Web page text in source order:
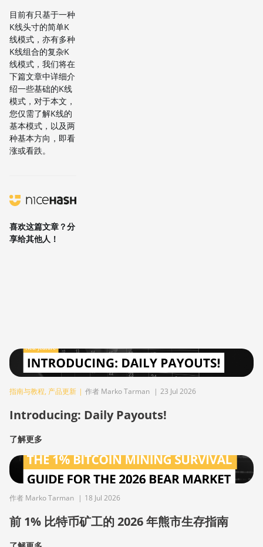
目前有只基于一种
K线头寸的简单K
线模式，亦有多种
K线组合的复杂K
线模式，我们将在
下篇文章中详细介
绍一些基础的K线
模式，对于本文，
您仅需了解K线的
基本模式，以及两
种基本方向，即看
涨或看跌。
喜欢这篇文章？分
享给其他人！
指南与教程, 产品更新 | 作者 Marko Tarman | 23 Jul 2026
Introducing: Daily Payouts!
了解更多
作者 Marko Tarman | 18 Jul 2026
前 1% 比特币矿工的 2026 年熊市生存指南